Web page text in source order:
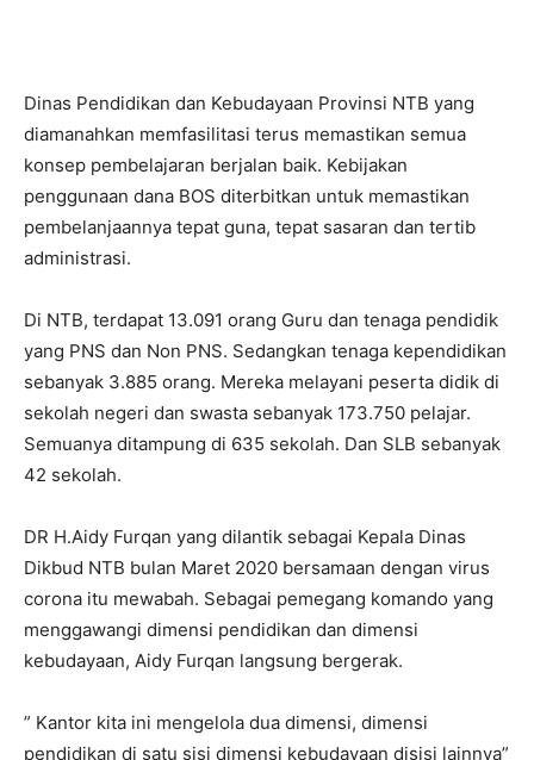
Dinas Pendidikan dan Kebudayaan Provinsi NTB yang
diamanahkan memfasilitasi terus memastikan semua
konsep pembelajaran berjalan baik. Kebijakan
penggunaan dana BOS diterbitkan untuk memastikan
pembelanjaannya tepat guna, tepat sasaran dan tertib
administrasi.
Di NTB, terdapat 13.091 orang Guru dan tenaga pendidik
yang PNS dan Non PNS. Sedangkan tenaga kependidikan
sebanyak 3.885 orang. Mereka melayani peserta didik di
sekolah negeri dan swasta sebanyak 173.750 pelajar.
Semuanya ditampung di 635 sekolah. Dan SLB sebanyak
42 sekolah.
DR H.Aidy Furqan yang dilantik sebagai Kepala Dinas
Dikbud NTB bulan Maret 2020 bersamaan dengan virus
corona itu mewabah. Sebagai pemegang komando yang
menggawangi dimensi pendidikan dan dimensi
kebudayaan, Aidy Furqan langsung bergerak.
” Kantor kita ini mengelola dua dimensi, dimensi
pendidikan di satu sisi dimensi kebudayaan disisi lainnya”